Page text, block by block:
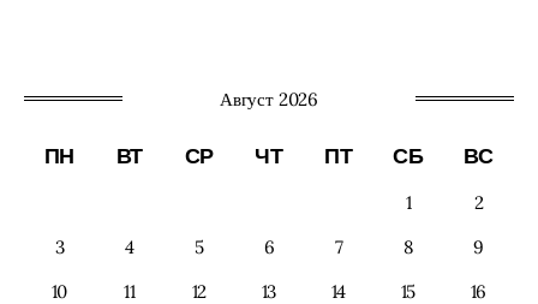
Август 2026
ПН ВТ СР ЧТ ПТ СБ ВС
1
2
3
4 5 6 7 8
9
10
11 12 13 14 15
16